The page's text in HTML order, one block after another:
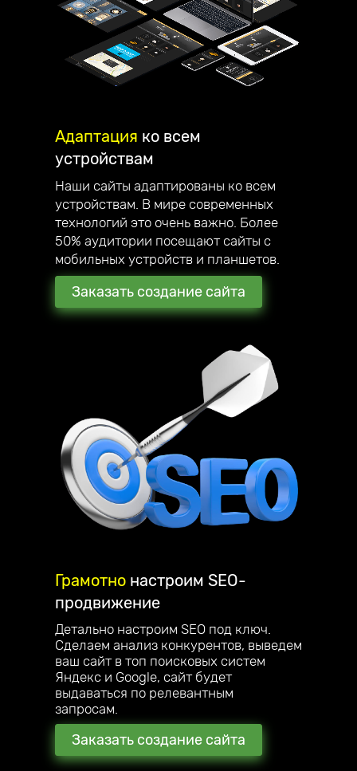
Адаптация ко всем
устройствам
Наши сайты адаптированы ко всем
устройствам. В мире современных
технологий это очень важно. Более
50% аудитории посещают сайты с
мобильных устройств и планшетов.
Заказать создание сайта
Грамотно настроим SEO-
продвижение
Детально настроим SEO под ключ.
Сделаем анализ конкурентов, выведем
ваш сайт в топ поисковых систем
Яндекс и Google, сайт будет
выдаваться по релевантным
запросам.
Заказать создание сайта